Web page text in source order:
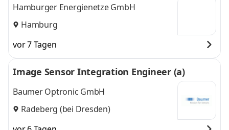
Hamburger Energienetze GmbH
Hamburg
vor 7 Tagen
Image Sensor Integration Engineer (a)
Baumer Optronic GmbH
Radeberg (bei Dresden)